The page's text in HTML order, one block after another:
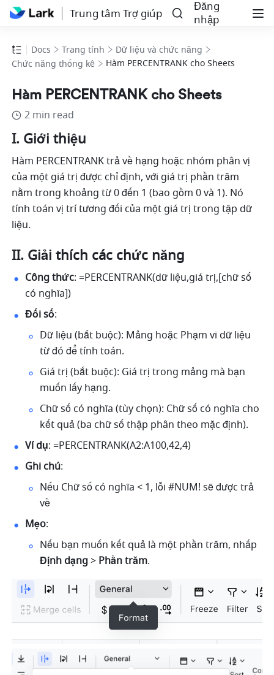
Trung tâm Trợ giúp
Đăng
nhập
Docs Trang tính
Dữ liệu và chức năng
Chức năng thống kê
Hàm PERCENTRANK cho Sheets
Hàm PERCENTRANK cho Sheets
2 min read
I. Giới thiệu
Hàm PERCENTRANK trả về hạng hoặc nhóm phân vị
của một giá trị được chỉ định, với giá trị phần trăm
nằm trong khoảng từ 0 đến 1 (bao gồm 0 và 1). Nó
tính toán vị trí tương đối của một giá trị trong tập dữ
liệu.
II. Giải thích các chức năng
Công thức: =PERCENTRANK(dữ liệu,giá trị,[chữ số
có nghĩa])
Đối số:
Dữ liệu (bắt buộc): Mảng hoặc Phạm vi dữ liệu
từ đó để tính toán.
Giá trị (bắt buộc): Giá trị trong mảng mà bạn
muốn lấy hạng.
Chữ số có nghĩa (tùy chọn): Chữ số có nghĩa cho
kết quả (ba chữ số thập phân theo mặc định).
Ví dụ: =PERCENTRANK(A2:A100,42,4)
Ghi chú:
Nếu Chữ số có nghĩa < 1, lỗi #NUM! sẽ được trả
về
Mẹo:
Định dạng > Phần trăm.